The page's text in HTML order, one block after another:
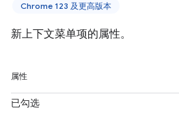
Chrome 123 及更高版本
新上下文菜单项的属性。
属性
已勾选